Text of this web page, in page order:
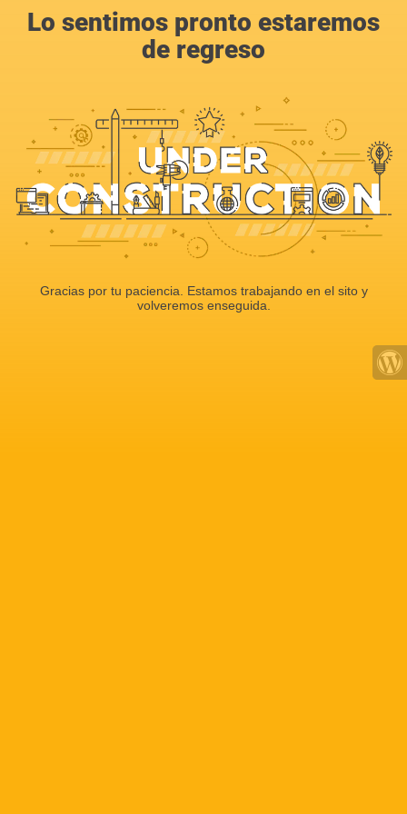
Lo sentimos pronto estaremos
de regreso
Gracias por tu paciencia. Estamos trabajando en el sito y
volveremos enseguida.